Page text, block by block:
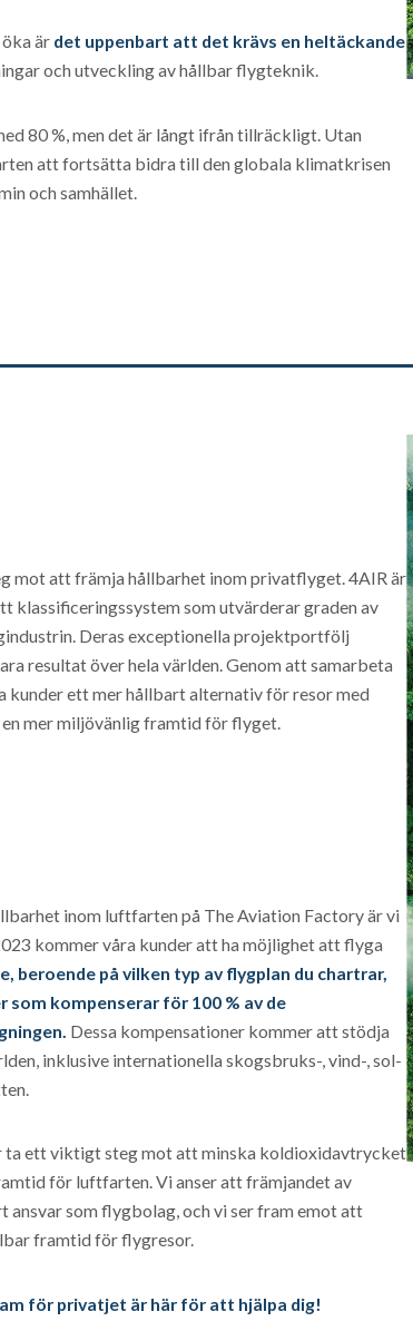
är det uppenbart att det krävs en heltäckande
och utveckling av hållbar flygteknik.
80 %, men det är långt ifrån tillräckligt. Utan
att fortsätta bidra till den globala klimatkrisen
och samhället.
mot att främja hållbarhet inom privatflyget. 4AIR är
klassificeringssystem som utvärderar graden av
Deras exceptionella projektportfölj
resultat över hela världen. Genom att samarbeta
kunder ett mer hållbart alternativ för resor med
mer miljövänlig framtid för flyget.
inom luftfarten på The Aviation Factory är vi
kommer våra kunder att ha möjlighet att flyga
beroende på vilken typ av flygplan du chartrar,
kompenserar för 100 % av de
Dessa kompensationer kommer att stödja
inklusive internationella skogsbruks-, vind-, sol-
ta ett viktigt steg mot att minska koldioxidavtrycket
för luftfarten. Vi anser att främjandet av
som flygbolag, och vi ser fram emot att
framtid för flygresor.
för privatjet är här för att hjälpa dig!